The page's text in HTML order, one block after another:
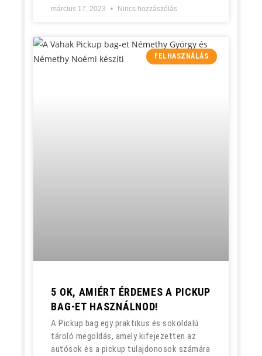
március 17, 2023 Nincs hozzászólás
FELHASZNÁLÁS
5 OK, AMIÉRT ÉRDEMES A PICKUP
BAG-ET HASZNÁLNOD!
A Pickup bag egy praktikus és sokoldalú
tároló megoldás, amely kifejezetten az
autósok és a pickup tulajdonosok számára